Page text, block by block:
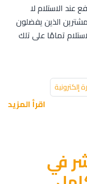
عند الاستلام لا
يحوِّل 15–20% من المشترين الذين يفضلون
تمامًا على تلك
إلكترونية
اقرأ المزيد
في